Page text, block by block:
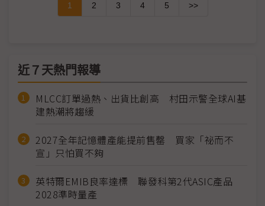
1 2 3 4 5 >>
近７天熱門報導
MLCC訂單過熱、出貨比創高 村田示警全球AI基
建熱潮將趨緩
2027全年記憶體產能提前售罄 買家「祕而不
宣」只怕買不夠
英特爾EMIB良率達標 聯發科第2代ASIC產品
2028準時量產